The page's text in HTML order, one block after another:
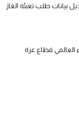
بيانات طلب تعبئة الغاز
العالمي قطاع غزة